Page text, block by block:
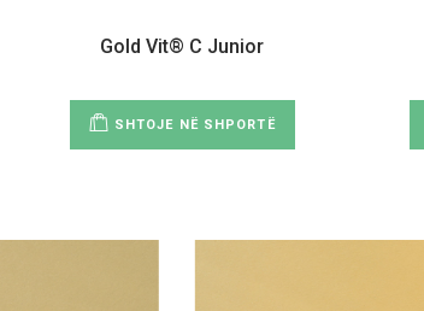
Gold Vit® C Junior
SHTOJE NË SHPORTË